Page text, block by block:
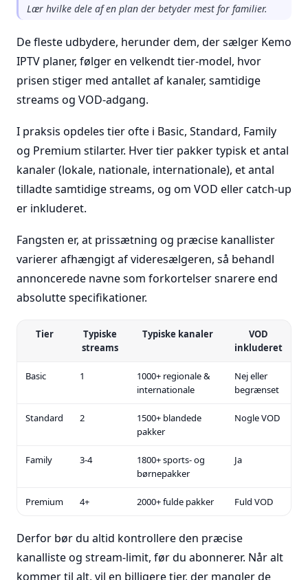
Lær hvilke dele af en plan der betyder mest for familier.
De fleste udbydere, herunder dem, der sælger Kemo
IPTV planer, følger en velkendt tier-model, hvor
prisen stiger med antallet af kanaler, samtidige
streams og VOD-adgang.
I praksis opdeles tier ofte i Basic, Standard, Family
og Premium stilarter. Hver tier pakker typisk et antal
kanaler (lokale, nationale, internationale), et antal
tilladte samtidige streams, og om VOD eller catch-up
er inkluderet.
Fangsten er, at prissætning og præcise kanallister
varierer afhængigt af videresælgeren, så behandl
annoncerede navne som forkortelser snarere end
absolutte specifikationer.
Tier
Typiske
streams
Typiske kanaler
VOD
inkluderet
Basic 1
1000+ regionale &
internationale
Nej eller
begrænset
Standard 2
1500+ blandede
pakker
Nogle VOD
Family 3-4
1800+ sports- og
børnepakker
Ja
Premium 4+ 2000+ fulde pakker Fuld VOD
Derfor bør du altid kontrollere den præcise
kanalliste og stream-limit, før du abonnerer. Når alt
kommer til alt, vil en billigere tier, der mangler de